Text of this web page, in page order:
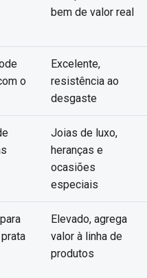
bem de valor real
o
Excelente,
resistência ao
desgaste
Joias de luxo,
heranças e
ocasiões
especiais
Elevado, agrega
valor à linha de
produtos